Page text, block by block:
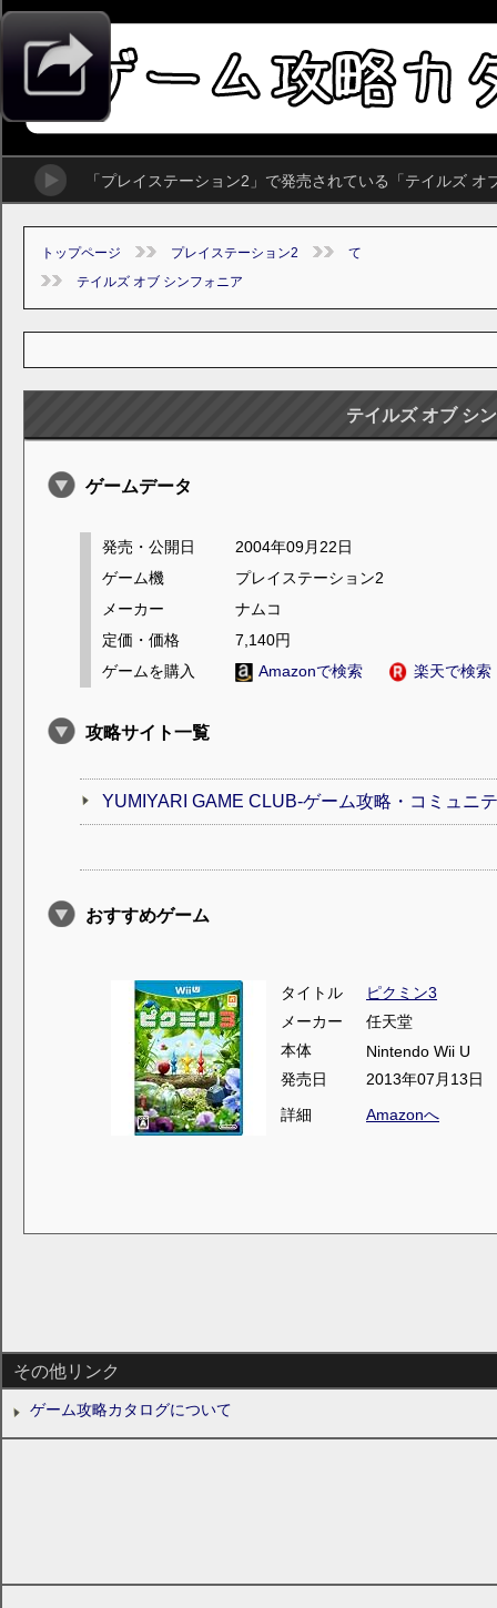
「プレイステーション2」で発売されている「テイルズ
トップページ プレイステーション2
て
テイルズ オブ シンフォニア
テイルズ オブ シ
ゲームデータ
発売・公開日
2004年09月22日
ゲーム機
プレイステーション2
メーカー
ナムコ
定価・価格
7,140円
ゲームを購入
Amazonで検索 楽天で検索
攻略サイト一覧
YUMIYARI GAME CLUB-ゲーム攻略・コミュニ
おすすめゲーム
タイトル
ピクミン3
メーカー
任天堂
本体
Nintendo Wii U
発売日
2013年07月13日
詳細
Amazonへ
その他リンク
ゲーム攻略カタログについて